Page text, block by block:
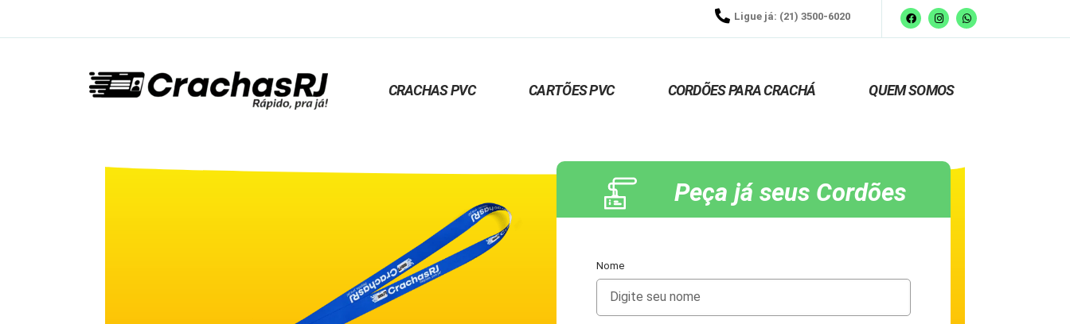
Ligue já: (21) 3500-6020
CRACHAS PVC CARTÕES PVC CORDÕES PARA CRACHÁ QUEM SOMOS
Peça já seus Cordões
Nome